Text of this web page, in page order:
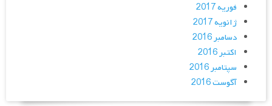
فوریه 2017
ژانویه 2017
دسامبر 2016
اکتبر 2016
سپتامبر 2016
آگوست 2016